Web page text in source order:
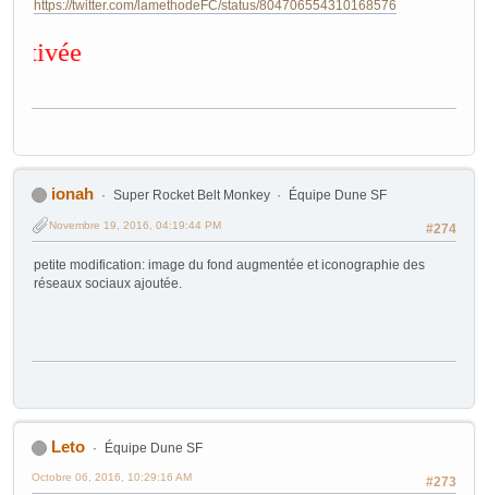
https://twitter.com/lamethodeFC/status/804706554310168576
ionah Super Rocket Belt Monkey Équipe Dune SF
#274
Novembre 19, 2016, 04:19:44 PM
petite modification: image du fond augmentée et iconographie des
réseaux sociaux ajoutée.
Leto Équipe Dune SF
#273
Octobre 06, 2016, 10:29:16 AM